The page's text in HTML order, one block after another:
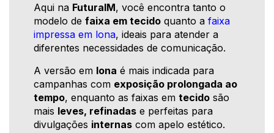
Aqui na FuturaIM, você encontra tanto o
modelo de faixa em tecido quanto a faixa
impressa em lona, ideais para atender a
diferentes necessidades de comunicação.
A versão em lona é mais indicada para
campanhas com exposição prolongada ao
tempo, enquanto as faixas em tecido são
mais leves, refinadas e perfeitas para
divulgações internas com apelo estético.